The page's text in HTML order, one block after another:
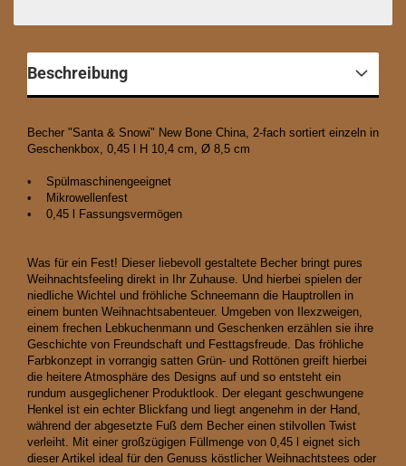
Beschreibung
Becher "Santa & Snowi" New Bone China, 2-fach sortiert einzeln in
Geschenkbox, 0,45 l H 10,4 cm, Ø 8,5 cm
• Spülmaschinengeeignet
• Mikrowellenfest
• 0,45 l Fassungsvermögen
Was für ein Fest! Dieser liebevoll gestaltete Becher bringt pures
Weihnachtsfeeling direkt in Ihr Zuhause. Und hierbei spielen der
niedliche Wichtel und fröhliche Schneemann die Hauptrollen in
einem bunten Weihnachtsabenteuer. Umgeben von Ilexzweigen,
einem frechen Lebkuchenmann und Geschenken erzählen sie ihre
Geschichte von Freundschaft und Festtagsfreude. Das fröhliche
Farbkonzept in vorrangig satten Grün- und Rottönen greift hierbei
die heitere Atmosphäre des Designs auf und so entsteht ein
rundum ausgeglichener Produktlook. Der elegant geschwungene
Henkel ist ein echter Blickfang und liegt angenehm in der Hand,
während der abgesetzte Fuß dem Becher einen stilvollen Twist
verleiht. Mit einer großzügigen Füllmenge von 0,45 l eignet sich
dieser Artikel ideal für den Genuss köstlicher Weihnachtstees oder